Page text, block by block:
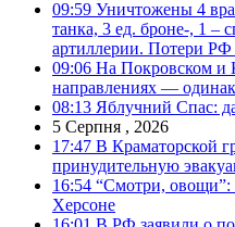
09:59 Уничтожены 4
танка, 3 ед. броне-, 1 –
артиллерии. Потери
09:06 На Покровском и
направлениях —
08:13 Яблучний Спас:
5 Серпня , 2026
17:47 В Краматорской
принудительную
16:54 “Смотри, овощи”:
Херсоне